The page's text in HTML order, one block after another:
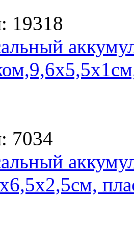
19318
7034